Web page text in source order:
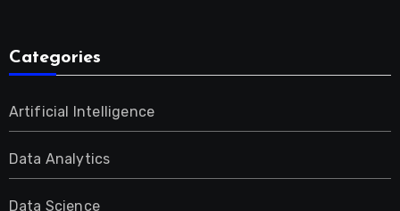
Categories
Artificial Intelligence
Data Analytics
Data Science